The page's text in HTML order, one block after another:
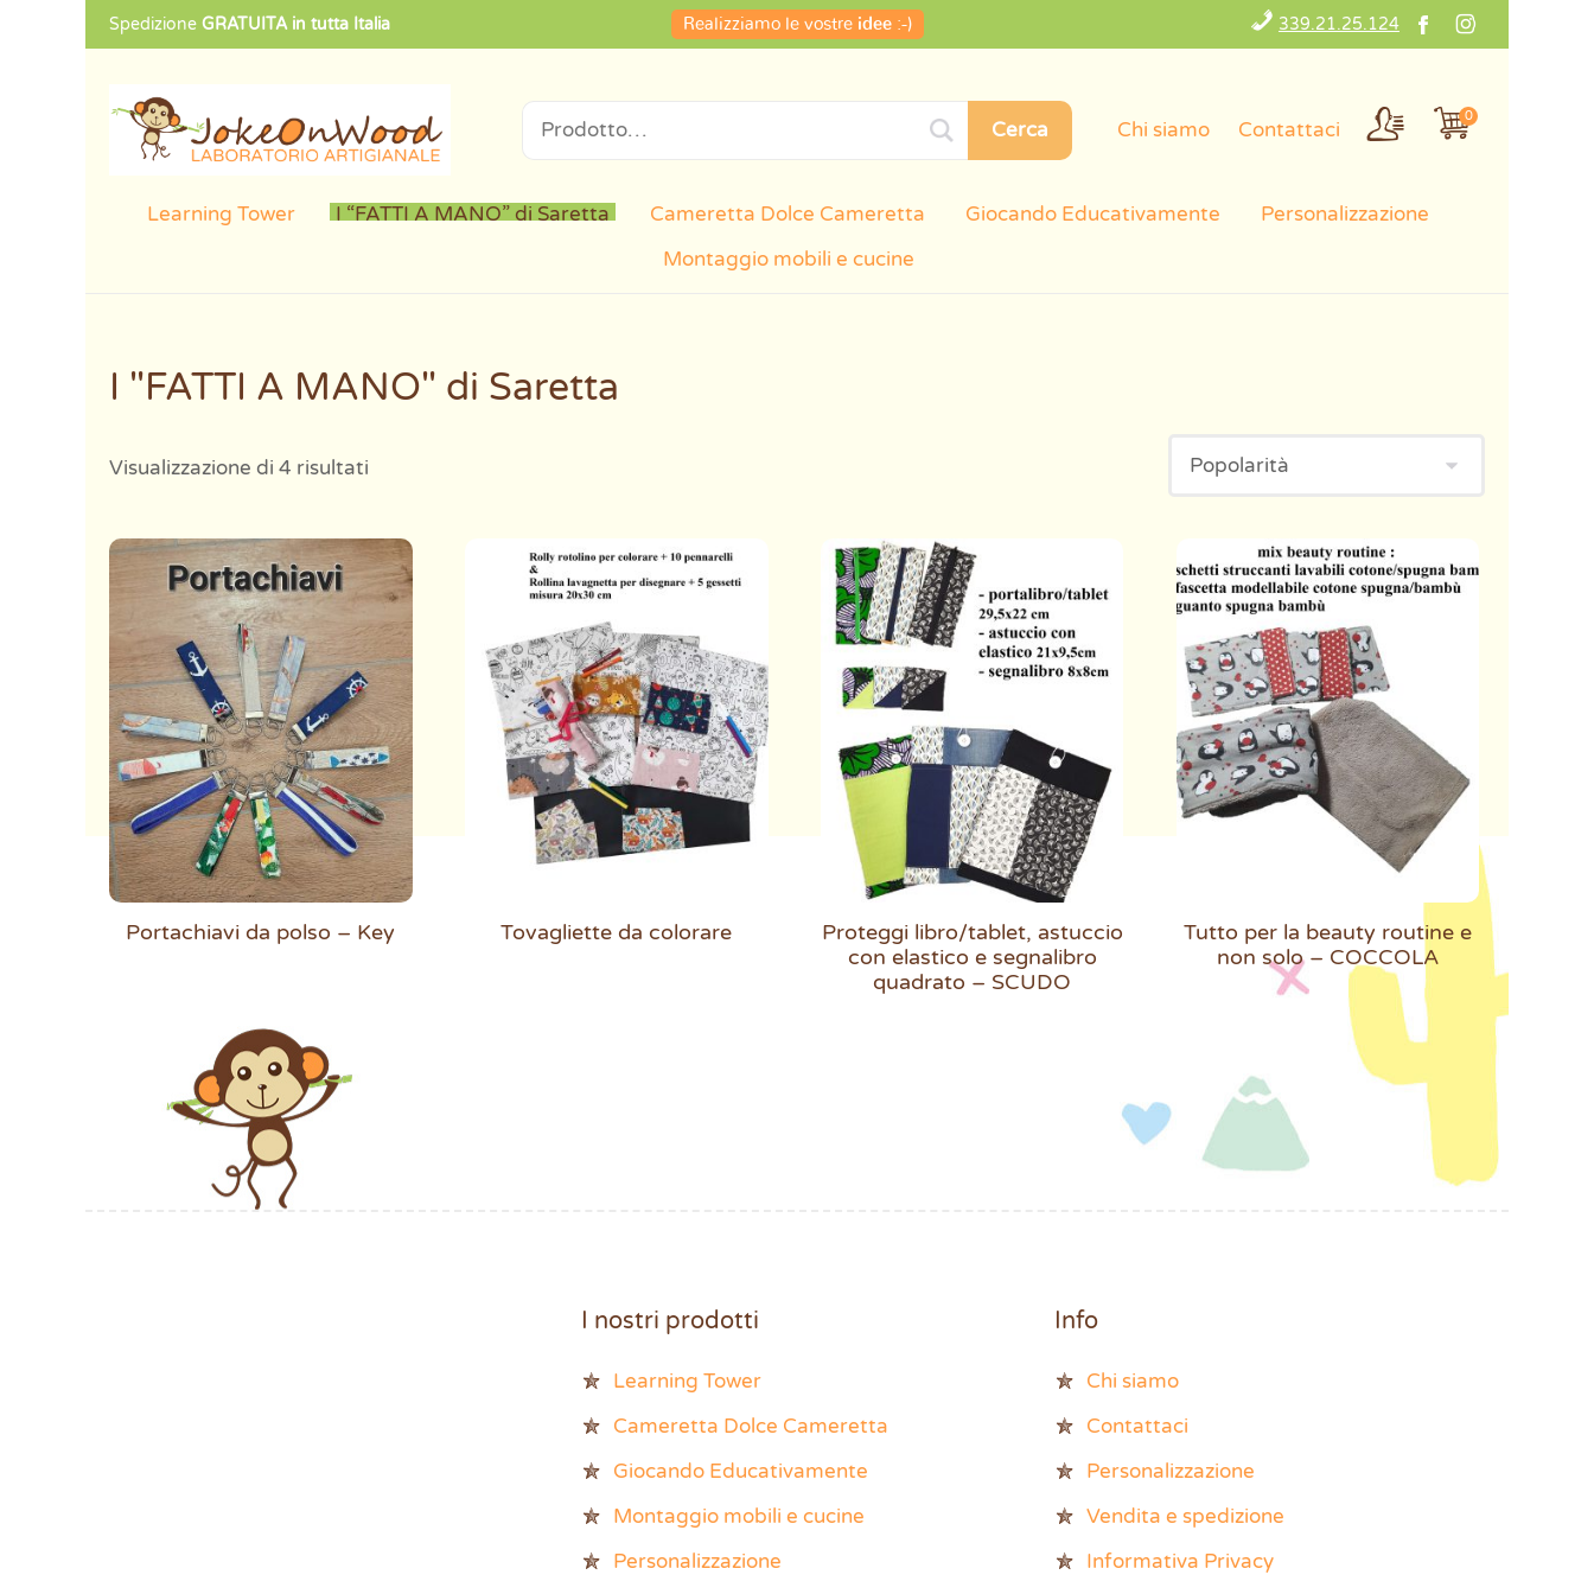
Spedizione GRATUITA in tutta Italia Realizziamo le vostre idee:-) 339.21.25.124
Cerca Chi siamo Contattaci
0
Learning Tower I “FATTI A MANO” di Saretta Cameretta Dolce Cameretta Giocando Educativamente
Personalizzazione
Montaggio mobili e cucine
I "FATTI A MANO" di Saretta
Visualizzazione di 4 risultati
Popolarità
Portachiavi da polso – Key Tovagliette da colorare
Proteggi libro/tablet, astuccio
con elastico e segnalibro
quadrato – SCUDO
Tutto per la beauty routine e
non solo – COCCOLA
I nostri prodotti
Learning Tower
Cameretta Dolce Cameretta
Giocando Educativamente
Montaggio mobili e cucine
Personalizzazione
Info
Chi siamo
Contattaci
Personalizzazione
Vendita e spedizione
Informativa Privacy